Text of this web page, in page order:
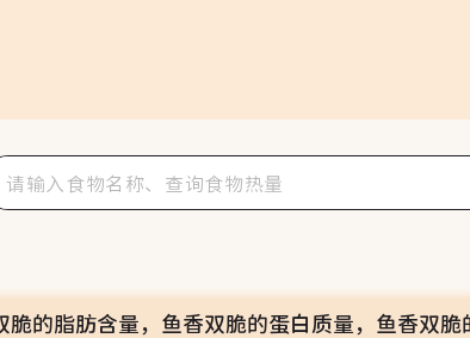
的脂肪含量，鱼香双脆的蛋白质量，鱼香双脆